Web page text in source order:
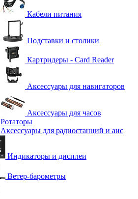
Кабели питания
Подставки и столики
Картридеры - Card Reader
Аксессуары для навигаторов
Аксессуары для часов
Ротаторы
Аксессуары для радиостанций и аис
Индикаторы и дисплеи
Ветер-барометры